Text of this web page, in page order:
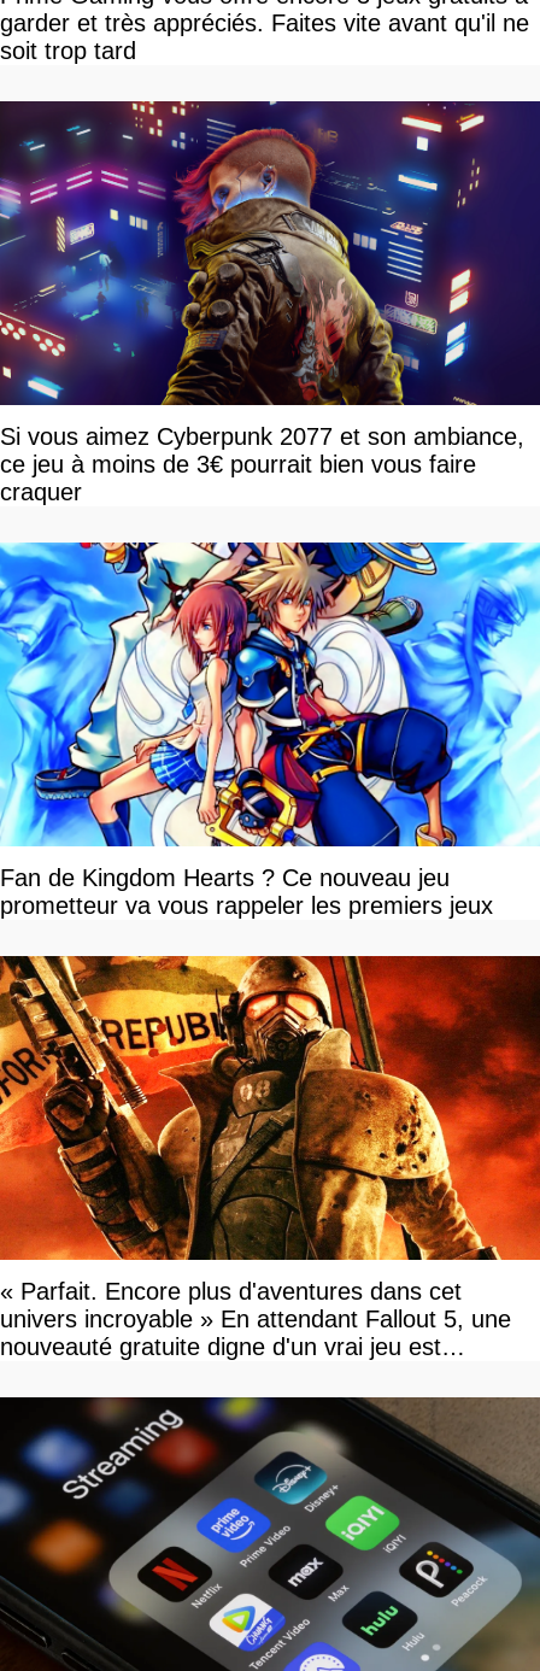
garder et très appréciés. Faites vite avant qu'il ne
soit trop tard
Si vous aimez Cyberpunk 2077 et son ambiance,
ce jeu à moins de 3€ pourrait bien vous faire
craquer
Fan de Kingdom Hearts ? Ce nouveau jeu
prometteur va vous rappeler les premiers jeux
« Parfait. Encore plus d'aventures dans cet
univers incroyable » En attendant Fallout 5, une
nouveauté gratuite digne d'un vrai jeu est